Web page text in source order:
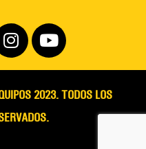
Instagram
Youtube
2023. TODOS LOS